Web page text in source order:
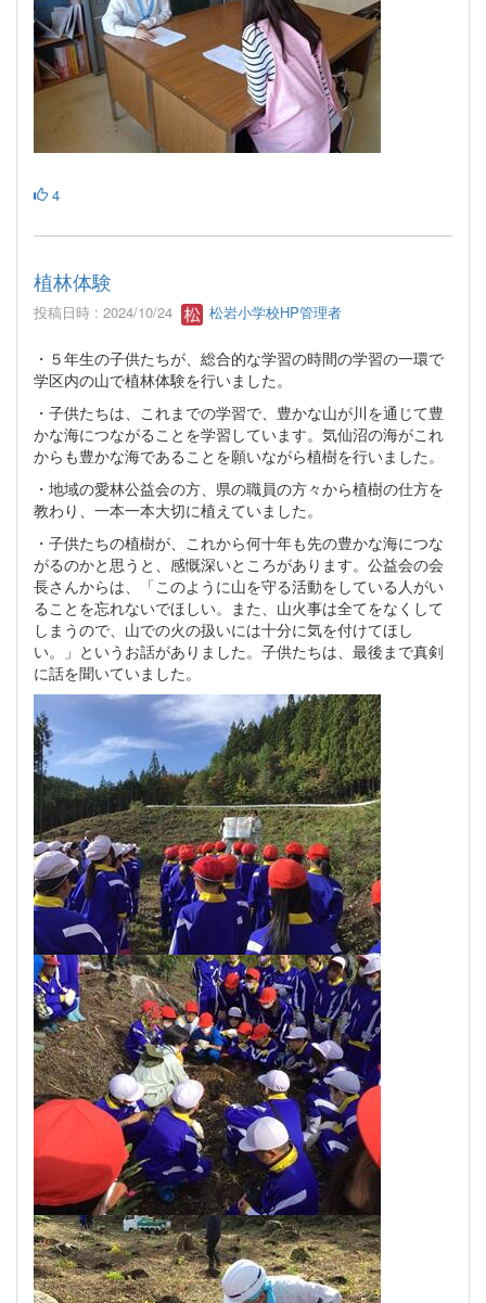
4
植林体験
投稿日時 : 2024/10/24 松岩小学校HP管理者
・５年生の子供たちが、総合的な学習の時間の学習の一環で
学区内の山で植林体験を行いました。
・子供たちは、これまでの学習で、豊かな山が川を通じて豊
かな海につながることを学習しています。気仙沼の海がこれ
からも豊かな海であることを願いながら植樹を行いました。
・地域の愛林公益会の方、県の職員の方々から植樹の仕方を
教わり、一本一本大切に植えていました。
・子供たちの植樹が、これから何十年も先の豊かな海につな
がるのかと思うと、感慨深いところがあります。公益会の会
長さんからは、「このように山を守る活動をしている人がい
ることを忘れないでほしい。また、山火事は全てをなくして
しまうので、山での火の扱いには十分に気を付けてほし
い。」というお話がありました。子供たちは、最後まで真剣
に話を聞いていました。